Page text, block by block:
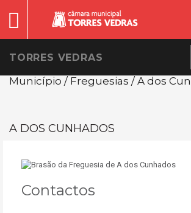
TORRES VEDRAS
Município / Freguesias / A dos
A DOS CUNHADOS
Contactos